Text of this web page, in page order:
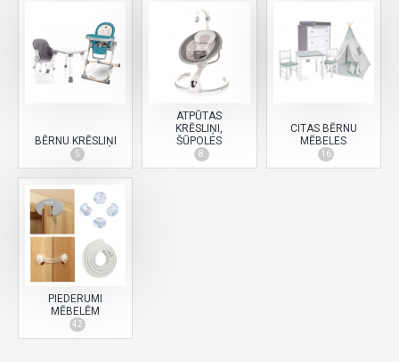
BĒRNU KRĒSLIŅI
5
ATPŪTAS
KRĒSLIŅI,
ŠŪPOLES
8
CITAS BĒRNU
MĒBELES
16
PIEDERUMI
MĒBELĒM
42